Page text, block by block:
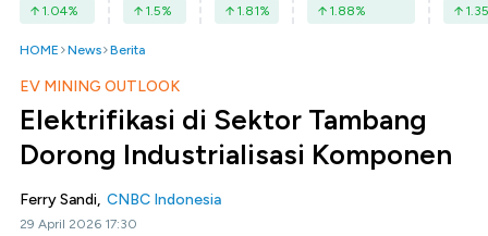
1.04% 1.5% 1.81% 1.88% 1.35
HOME News Berita
EV MINING OUTLOOK
Elektrifikasi di Sektor Tambang
Dorong Industrialisasi Komponen
Ferry Sandi, CNBC Indonesia
29 April 2026 17:30